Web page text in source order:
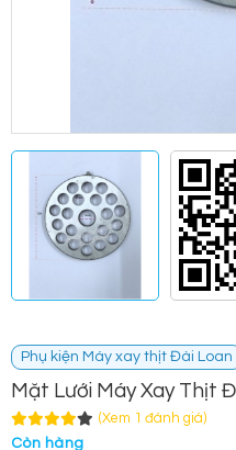
Phụ kiện Máy xay thịt Đài Loan
Mặt Lưới Máy Xay Thịt
(Xem 1 đánh giá)
Còn hàng